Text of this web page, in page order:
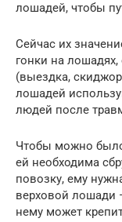
лошадей, чтобы
Сейчас их
гонки на
(выездка,
лошадей
людей после
Чтобы можно
ей необходима
повозку, ему
верховой лошади
нему может